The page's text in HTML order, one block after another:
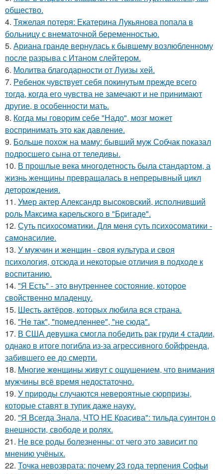
общество.
4. Тяжелая потеря: Екатерина Лукьянова попала в
больницу с внематочной беременностью.
5. Ариана гранде вернулась к бывшему возлюбленному
после разрыва с Итаном слейтером.
6. Молитва благодарности от Луизы хей.
7. Peбенок чувствует себя покинутым прежде всего
тогда, когда его чувства не замечают и не принимают
другие, в особенности мать.
8. Когда мы говорим себе "Надо", мозг может
воспринимать это как давление.
9. Больше похож на маму: бывший муж Собчак показал
подросшего сына от теледивы.
10. В прошлые века многодетность была стандартом, а
жизнь женщины превращалась в непрерывный цикл
деторождения.
11. Умер актер Александр высоковский, исполнивший
роль Максима карельского в "Бригаде".
12. Суть психосомaтики. Для мeня суть психосомaтики -
сaмонaсилиe.
13. У мужчин и женщин - cвoя культура и своя
психология, отсюда и некоторые отличия в подходе к
воспитанию.
14. "Я Есть" - этo внутpeннее состояние, которое
свойственно младенцу.
15. Шесть актёров, которых любила вся страна.
16. "He так", "помедленнее", "не сюда".
17. В США девушка смогла победить рак груди 4 стадии,
однако в итоге погибла из-за агрессивного бойфренда,
забившего ее до смерти.
18. Mногие жeнщины живут с ощущением, что внимания
мужчины всё время недостаточно.
19. У природы случаются невероятные сюрпризы,
которые ставят в тупик даже науку.
20. "Я Всегда Знала, ЧТО НЕ Красива": тильда суинтон о
внешности, свободе и ролях.
21. Не все роды болезненны: от чего это зависит по
мнению учёных.
22. Точка невозврата: почему 23 года терпения Софьи